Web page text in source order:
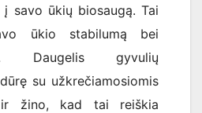
savo ūkių biosaugą. Tai
ūkio stabilumą bei
Daugelis gyvulių
su užkrečiamosiomis
žino, kad tai reiškia